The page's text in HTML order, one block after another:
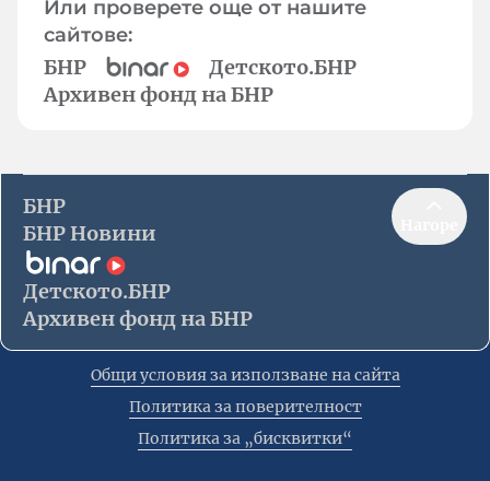
Или проверете още от нашите
сайтове:
БНР
Детското.БНР
Архивен фонд на БНР
БНР
БНР Новини
Детското.БНР
Архивен фонд на БНР
Общи условия за използване на сайта
Политика за поверителност
Политика за „бисквитки“